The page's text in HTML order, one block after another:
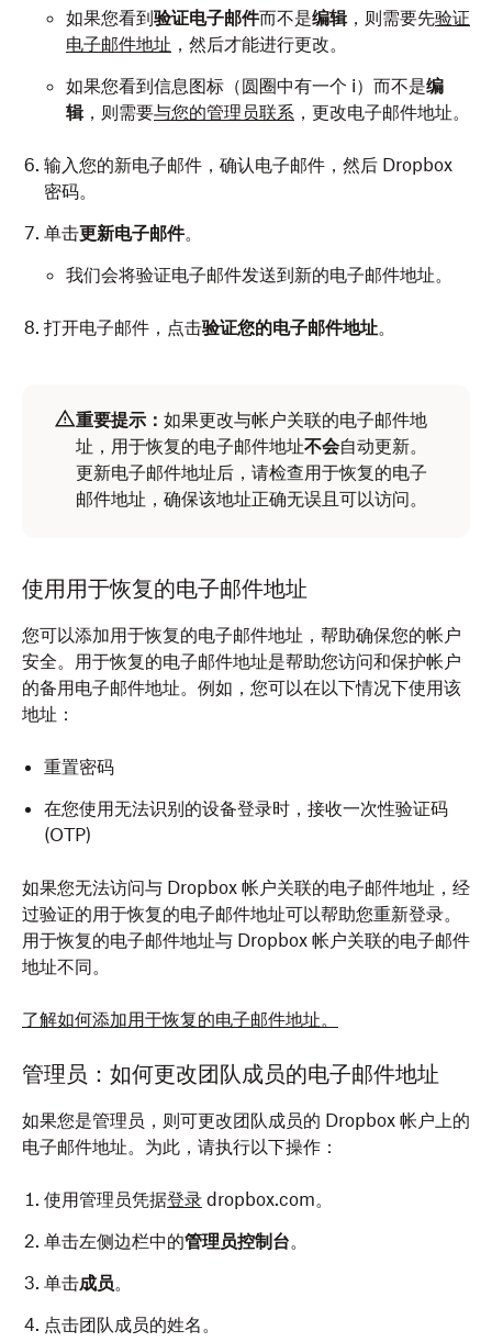
如果您看到验证电子邮件而不是编辑，则需要先验证
电子邮件地址 ，然后才能进行更改。
如果您看到信息图标（圆圈中有一个 i）而不是编
辑，则需要与您的管理员联系 ，更改电子邮件地址。
输入您的新电子邮件，确认电子邮件，然后 Dropbox
密码。
单击更新电子邮件。
我们会将验证电子邮件发送到新的电子邮件地址。
打开电子邮件，点击验证您的电子邮件地址。
重要提示： 如果更改与帐户关联的电子邮件地
址，用于恢复的电子邮件地址不会自动更新。
更新电子邮件地址后，请检查用于恢复的电子
邮件地址，确保该地址正确无误且可以访问。
使用用于恢复的电子邮件地址
您可以添加用于恢复的电子邮件地址，帮助确保您的帐户
安全。用于恢复的电子邮件地址是帮助您访问和保护帐户
的备用电子邮件地址。例如，您可以在以下情况下使用该
地址：
重置密码
在您使用无法识别的设备登录时，接收一次性验证码
(OTP)
如果您无法访问与 Dropbox 帐户关联的电子邮件地址，经
过验证的用于恢复的电子邮件地址可以帮助您重新登录。
用于恢复的电子邮件地址与 Dropbox 帐户关联的电子邮件
地址不同。
了解如何添加用于恢复的电子邮件地址。
管理员：如何更改团队成员的电子邮件地址
如果您是管理员，则可更改团队成员的 Dropbox 帐户上的
电子邮件地址。为此，请执行以下操作：
使用管理员凭据登录 dropbox.com。
单击左侧边栏中的管理员控制台。
单击成员。
点击团队成员的姓名。